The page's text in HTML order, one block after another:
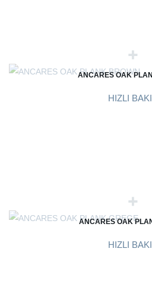
ANCARES OAK
HIZLI
ANCARES OAK
HIZLI